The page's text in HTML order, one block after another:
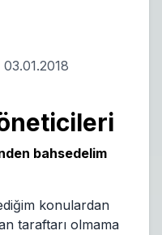
03.01.2018
bahsedelim
konulardan
taraftarı olmama